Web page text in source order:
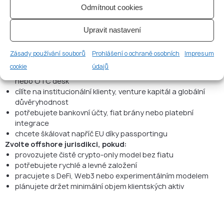
Odmítnout cookies
Upravit nastavení
Zásady používání souborů
cookie
Prohlášení o ochraně osobních
údajů
Impresum
5. Která varianta odpovídá
vašemu obchodnímu
modelu?
Zvolte evropskou kryptolicenci, pokud:
plánujete poskytovat custody služby, provozovat burzu
nebo OTC desk
cílíte na institucionální klienty, venture kapitál a globální
důvěryhodnost
potřebujete bankovní účty, fiat brány nebo platební
integrace
chcete škálovat napříč EU díky passportingu
Zvolte offshore jurisdikci, pokud:
provozujete čistě crypto-only model bez fiatu
potřebujete rychlé a levné založení
pracujete s DeFi, Web3 nebo experimentálním modelem
plánujete držet minimální objem klientských aktiv